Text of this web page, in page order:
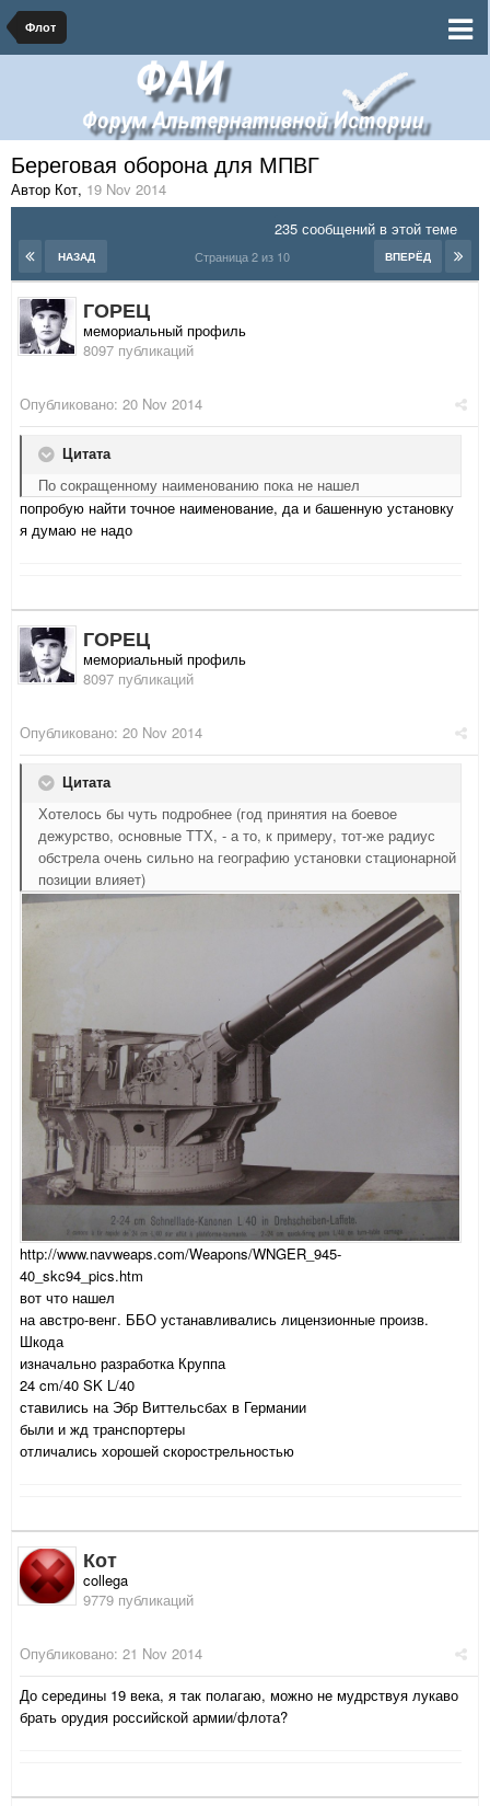
Флот
Береговая оборона для МПВГ
Автор Кот, 19 Nov 2014
235 сообщений в этой теме
НАЗАД ВПЕРЁД
Страница 2 из 10
ГОРЕЦ
мемориальный профиль
8097 публикаций
Опубликовано: 20 Nov 2014
Цитата
По сокращенному наименованию пока не нашел
попробую найти точное наименование, да и башенную установку
я думаю не надо
ГОРЕЦ
мемориальный профиль
8097 публикаций
Опубликовано: 20 Nov 2014
Цитата
Хотелось бы чуть подробнее (год принятия на боевое
дежурство, основные ТТХ, - а то, к примеру, тот-же радиус
обстрела очень сильно на географию установки стационарной
позиции влияет)
http://www.navweaps.com/Weapons/WNGER_945-
40_skc94_pics.htm
вот что нашел
на австро-венг. ББО устанавливались лицензионные произв.
Шкода
изначально разработка Круппа
24 cm/40 SK L/40
ставились на Эбр Виттельсбах в Германии
были и жд транспортеры
отличались хорошей скорострельностью
Кот
collega
9779 публикаций
Опубликовано: 21 Nov 2014
До середины 19 века, я так полагаю, можно не мудрствуя лукаво
брать орудия российской армии/флота?